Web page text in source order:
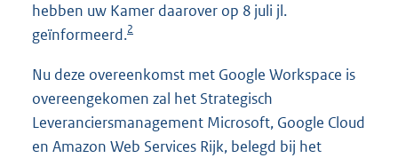
hebben uw Kamer daarover op 8 juli jl.
geïnformeerd.2
Nu deze overeenkomst met Google Workspace is
overeengekomen zal het Strategisch
Leveranciersmanagement Microsoft, Google Cloud
en Amazon Web Services Rijk, belegd bij het